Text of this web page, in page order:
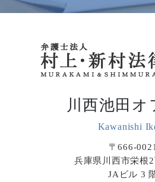
川西池田オ
Kawanishi
〒666-0021
兵庫県川西市栄根
JAビル 3